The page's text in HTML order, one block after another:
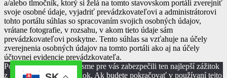
a/alebo tlmočník, ktorý si želá na tomto stavovskom portáli zverejniť
svoje osobné údaje, vyjadriť prevádzkovateľovi a administrátorovi
tohto portálu súhlas so spracovaním svojich osobných údajov,
vrátane fotografie, v rozsahu, v akom tieto údaje sám
prevádzkovateľovi poskytne. Tento súhlas sa vzťahuje na účely
zverejnenia osobných údajov na tomto portáli ako aj na účely
účtovnej evidencie prevádzkovateľa.
Používame cookies aby sme pre vás zabezpečili ten najlepší zážitok
z našich webových stránok. Ak budete pokračovať v používaní tejto